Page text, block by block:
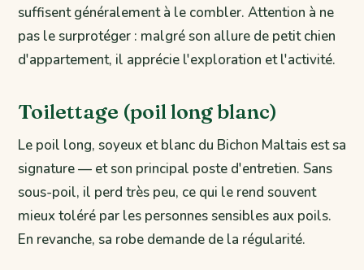
suffisent généralement à le combler. Attention à ne
pas le surprotéger : malgré son allure de petit chien
d'appartement, il apprécie l'exploration et l'activité.
Toilettage (poil long blanc)
Le poil long, soyeux et blanc du Bichon Maltais est sa
signature — et son principal poste d'entretien. Sans
sous-poil, il perd très peu, ce qui le rend souvent
mieux toléré par les personnes sensibles aux poils.
En revanche, sa robe demande de la régularité.